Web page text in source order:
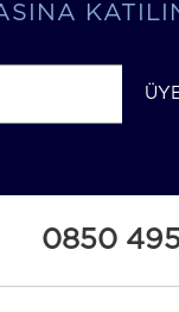
0850